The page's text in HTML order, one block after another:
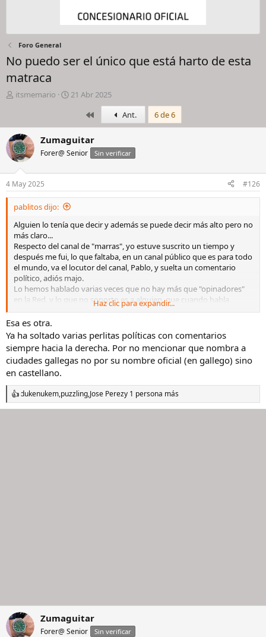
Foro General
No puedo ser el único que está harto de esta
matraca
I
c
i
a
d
o
r
d
e
l
h
i
l
o
itsmemario
F
h
a
d
e
i
c
i
o
21 Abr 2025
PrimeroAnt. 6 de 6
Zumaguitar
Forer@ Senior Sin verificar
4 May 2025 #126
pablitos dijo:
Alguien lo tenía que decir y además se puede decir más alto pero no
más claro...
Respecto del canal de "marras", yo estuve suscrito un tiempo y
después me fui, lo que faltaba, en un canal público que es para todo
el mundo, va el locutor del canal, Pablo, y suelta un comentario
político, adiós majo.
Lo hemos hablado varias veces que no hay más que "opinadores"
en la Red, y lo que no soporto es a alguien, que cuando habla
parece que está sentando cátedra...
Pues nada amigo. Un abrazo y feliz semana.
Haz clic para expandir...
Esa es otra.
Ya ha soltado varias perlitas políticas con comentarios
siempre hacia la derecha. Por no mencionar que nombra a
ciudades gallegas no por su nombre oficial (en gallego) sino
en castellano.
R
e
dukenukem,puzzling,Jose Perezy 1 persona más
Zumaguitar
Forer@ Senior Sin verificar